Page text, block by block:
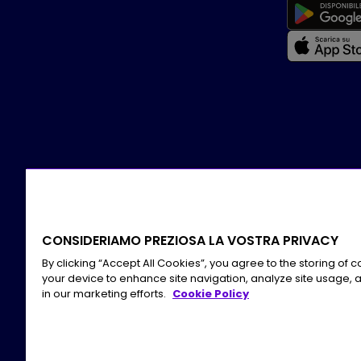
CONSIDERIAMO PREZIOSA LA VOSTRA PRIVACY
By clicking “Accept All Cookies”, you agree to the storing of
your device to enhance site navigation, analyze site usage,
in our marketing efforts. Cookie Policy